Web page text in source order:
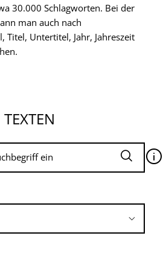
30.000 Schlagworten. Bei der
man auch nach
Titel, Untertitel, Jahr, Jahreszeit
🛈